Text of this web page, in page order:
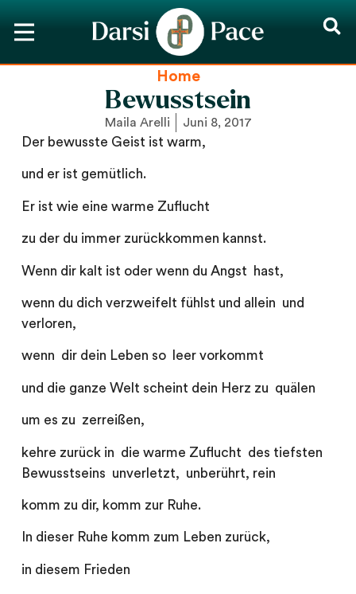
Home
Bewusstsein
Maila Arelli Juni 8, 2017
Der bewusste Geist ist warm,
und er ist gemütlich.
Er ist wie eine warme Zuflucht
zu der du immer zurückkommen kannst.
Wenn dir kalt ist oder wenn du Angst hast,
wenn du dich verzweifelt fühlst und allein und
verloren,
wenn dir dein Leben so leer vorkommt
und die ganze Welt scheint dein Herz zu quälen
um es zu zerreißen,
kehre zurück in die warme Zuflucht des tiefsten
Bewusstseins unverletzt, unberührt, rein
komm zu dir, komm zur Ruhe.
In dieser Ruhe komm zum Leben zurück,
in diesem Frieden